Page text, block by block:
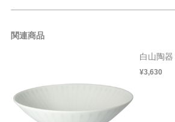
関連商品
白山陶
¥3,630